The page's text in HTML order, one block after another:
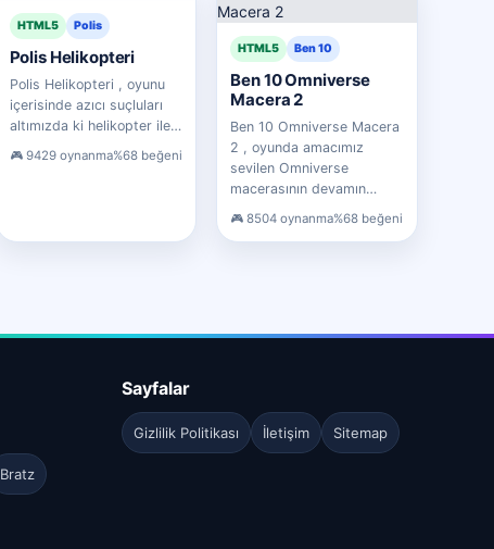
HTML5 Polis
Polis Helikopteri
Polis Helikopteri , oyunu
içerisinde azıcı suçluları
altımızda ki helikopter ile…
9429 oynanma%68 beğeni
HTML5 Ben 10
Ben 10 Omniverse
Macera 2
Ben 10 Omniverse Macera
2 , oyunda amacımız
sevilen Omniverse
macerasının devamın…
8504 oynanma%68 beğeni
Bratz
Sayfalar
Gizlilik Politikası İletişim Sitemap